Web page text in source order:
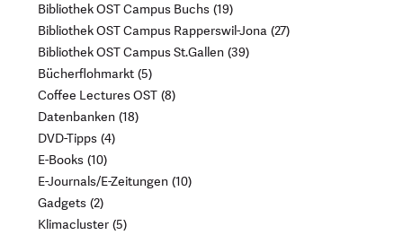
Bibliothek OST Campus Buchs 19
Bibliothek OST Campus Rapperswil-Jona 27
Bibliothek OST Campus St.Gallen 39
Bücherflohmarkt 5
Coffee Lectures OST 8
Datenbanken 18
DVD-Tipps 4
E-Books 10
E-Journals/E-Zeitungen 10
Gadgets 2
Klimacluster 5